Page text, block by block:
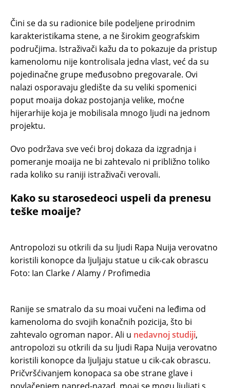
Čini se da su radionice bile podeljene prirodnim
karakteristikama stene, a ne širokim geografskim
područjima. Istraživači kažu da to pokazuje da pristup
kamenolomu nije kontrolisala jedna vlast, već da su
pojedinačne grupe međusobno pregovarale. Ovi
nalazi osporavaju gledište da su veliki spomenici
poput moaija dokaz postojanja velike, moćne
hijerarhije koja je mobilisala mnogo ljudi na jednom
projektu.
Ovo podržava sve veći broj dokaza da izgradnja i
pomeranje moaija ne bi zahtevalo ni približno toliko
rada koliko su raniji istraživači verovali.
Kako su starosedeoci uspeli da prenesu
teške moaije?
Antropolozi su otkrili da su ljudi Rapa Nuija verovatno
koristili konopce da ljuljaju statue u cik-cak obrascu
Foto: Ian Clarke / Alamy / Profimedia
Ranije se smatralo da su moai vučeni na leđima od
kamenoloma do svojih konačnih pozicija, što bi
zahtevalo ogroman napor. Ali u nedavnoj studiji,
antropolozi su otkrili da su ljudi Rapa Nuija verovatno
koristili konopce da ljuljaju statue u cik-cak obrascu.
Pričvršćivanjem konopaca sa obe strane glave i